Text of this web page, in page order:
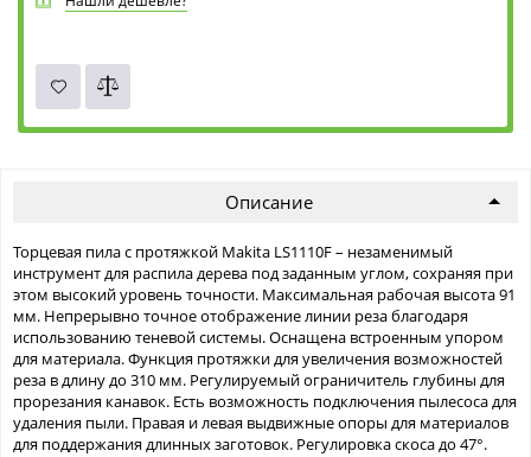
Описание
Торцевая пила с протяжкой Makita LS1110F – незаменимый
инструмент для распила дерева под заданным углом, сохраняя при
этом высокий уровень точности. Максимальная рабочая высота 91
мм. Непрерывно точное отображение линии реза благодаря
использованию теневой системы. Оснащена встроенным упором
для материала. Функция протяжки для увеличения возможностей
реза в длину до 310 мм. Регулируемый ограничитель глубины для
прорезания канавок. Есть возможность подключения пылесоса для
удаления пыли. Правая и левая выдвижные опоры для материалов
для поддержания длинных заготовок. Регулировка скоса до 47°.